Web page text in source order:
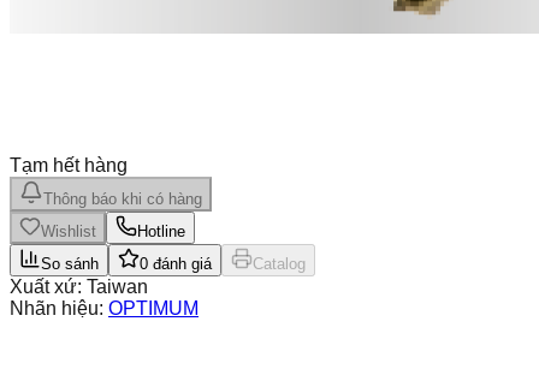
Tạm hết hàng
Thông báo khi có hàng
Wishlist
Hotline
So sánh
0 đánh giá Catalog
Xuất xứ: Taiwan
Nhãn hiệu: OPTIMUM